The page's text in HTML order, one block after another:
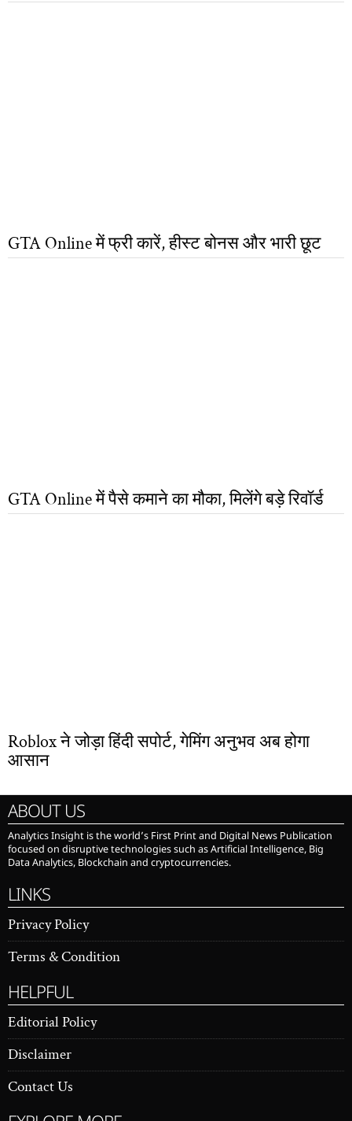
GTA Online में फ्री कारें, हीस्ट बोनस और भारी छूट
GTA Online में पैसे कमाने का मौका, मिलेंगे बड़े रिवॉर्ड
Roblox ने जोड़ा हिंदी सपोर्ट, गेमिंग अनुभव अब होगा
आसान
ABOUT US
Analytics Insight is the world’s First Print and Digital News Publication
focused on disruptive technologies such as Artificial Intelligence, Big
Data Analytics, Blockchain and cryptocurrencies.
LINKS
Privacy Policy
Terms & Condition
HELPFUL
Editorial Policy
Disclaimer
Contact Us